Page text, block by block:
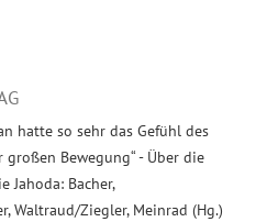
hatte so sehr das Gefühl des
Bewegung“ - Über die
Bacher,
Waltraud/Ziegler, Meinrad (Hg.)